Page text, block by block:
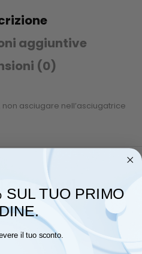
aggiuntive
(0)
asciugare nell’asciugatrice
SUL TUO PRIMO
il tuo sconto.